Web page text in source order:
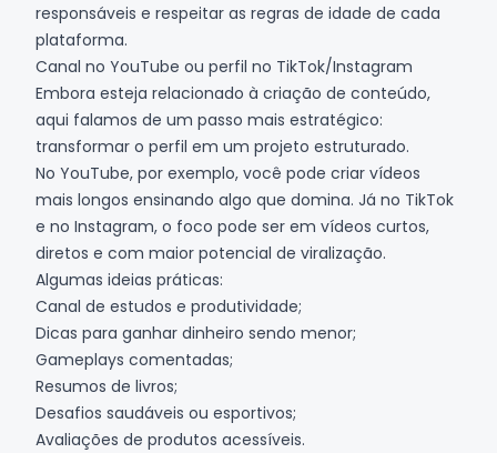
responsáveis e respeitar as regras de idade de cada
plataforma.
Canal no YouTube ou perfil no TikTok/Instagram
Embora esteja relacionado à criação de conteúdo,
aqui falamos de um passo mais estratégico:
transformar o perfil em um projeto estruturado.
No YouTube, por exemplo, você pode criar vídeos
mais longos ensinando algo que domina. Já no TikTok
e no Instagram, o foco pode ser em vídeos curtos,
diretos e com maior potencial de viralização.
Algumas ideias práticas:
Canal de estudos e produtividade;
Dicas para ganhar dinheiro sendo menor;
Gameplays comentadas;
Resumos de livros;
Desafios saudáveis ou esportivos;
Avaliações de produtos acessíveis.